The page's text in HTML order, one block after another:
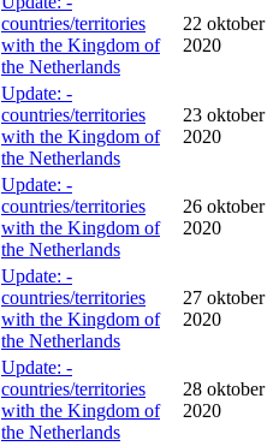
countries/territories
with the Kingdom of
the Netherlands
22 oktober
2020
Update: -
countries/territories
with the Kingdom of
the Netherlands
23 oktober
2020
Update: -
countries/territories
with the Kingdom of
the Netherlands
26 oktober
2020
Update: -
countries/territories
with the Kingdom of
the Netherlands
27 oktober
2020
Update: -
countries/territories
with the Kingdom of
the Netherlands
28 oktober
2020